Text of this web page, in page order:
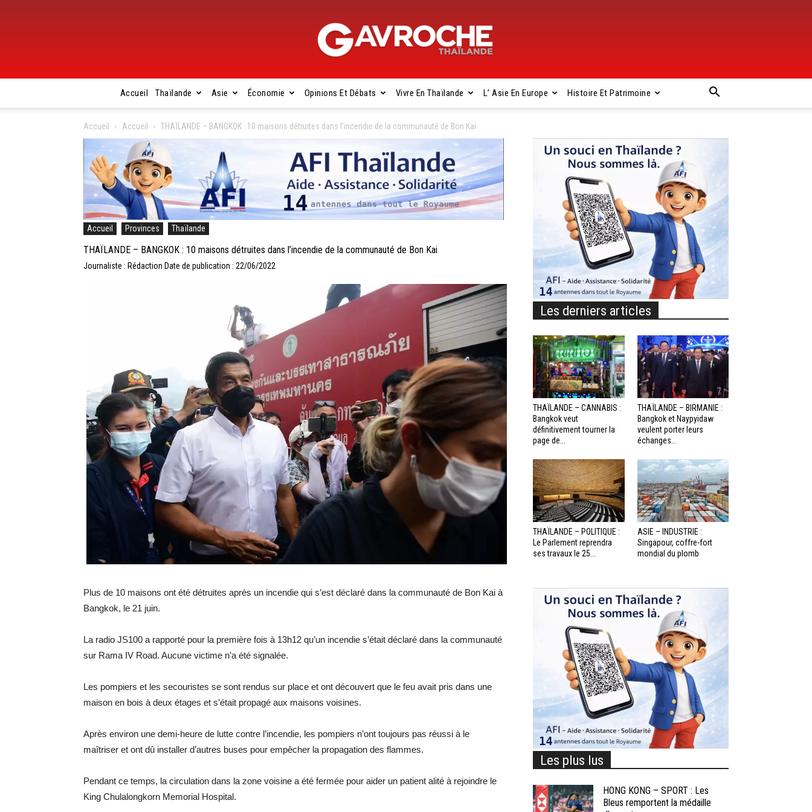
Gavroche
Thaïlande
Accueil Thaïlande Asie Économie Opinions Et Débats Vivre En Thaïlande L’ Asie En Europe Histoire Et Patrimoine
Accueil Accueil THAÏLANDE – BANGKOK : 10 maisons détruites dans l’incendie de la communauté de Bon Kai
Accueil Provinces Thaïlande
THAÏLANDE – BANGKOK : 10 maisons détruites dans l’incendie de la communauté de Bon Kai
Journaliste : Rédaction Date de publication : 22/06/2022
Plus de 10 maisons ont été détruites après un incendie qui s’est déclaré dans la communauté de Bon Kai à
Bangkok, le 21 juin.
La radio JS100 a rapporté pour la première fois à 13h12 qu’un incendie s’était déclaré dans la communauté
sur Rama IV Road. Aucune victime n’a été signalée.
Les pompiers et les secouristes se sont rendus sur place et ont découvert que le feu avait pris dans une
maison en bois à deux étages et s’était propagé aux maisons voisines.
Après environ une demi-heure de lutte contre l’incendie, les pompiers n’ont toujours pas réussi à le
maîtriser et ont dû installer d’autres buses pour empêcher la propagation des flammes.
Pendant ce temps, la circulation dans la zone voisine a été fermée pour aider un patient alité à rejoindre le
King Chulalongkorn Memorial Hospital.
Les derniers articles
THAÏLANDE – CANNABIS :
Bangkok veut
définitivement tourner la
page de...
THAÏLANDE – BIRMANIE :
Bangkok et Naypyidaw
veulent porter leurs
échanges...
THAÏLANDE – POLITIQUE :
Le Parlement reprendra
ses travaux le 25...
ASIE – INDUSTRIE :
Singapour, coffre-fort
mondial du plomb
Les plus lus
HONG KONG – SPORT : Les
Bleus remportent la médaille